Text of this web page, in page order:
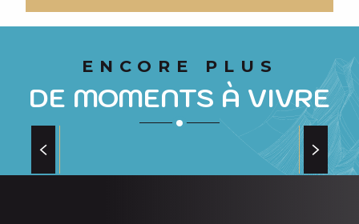
ENCORE PLUS
DE MOMENTS À VIVRE
RANDO RAQUETTES AU PONT DU